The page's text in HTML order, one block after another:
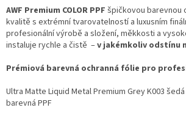
AWF Premium COLOR PPF špičkovou barevnou
kvalitě s extrémní tvarovatelností a luxusním
profesionální výrobě a složení, měkkosti a
instaluje rychle a čistě –v jakémkoliv odstínu
Prémiová barevná ochranná fólie pro
Ultra Matte Liquid Metal Premium Grey K003
barevná PPF